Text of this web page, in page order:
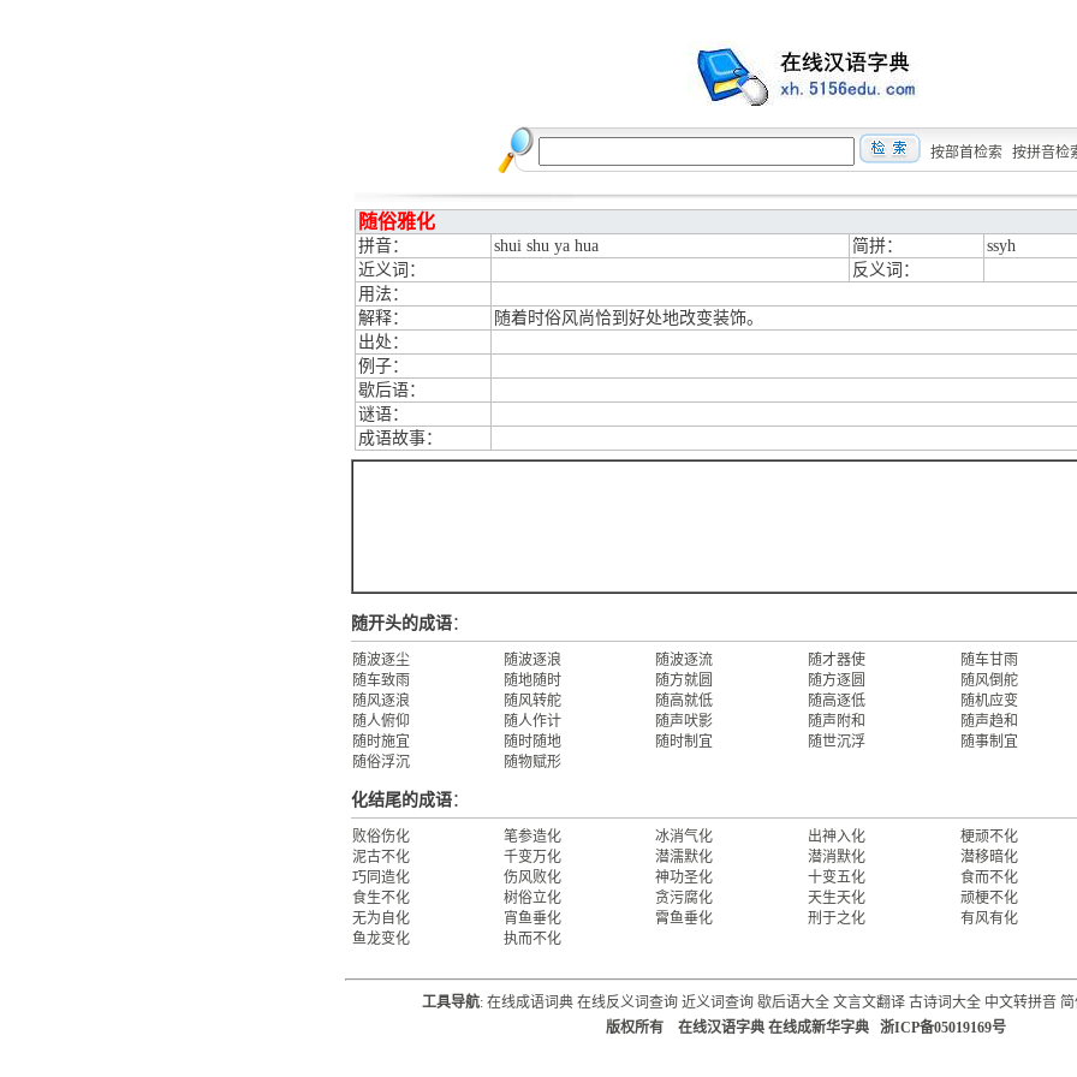
按部首检索 按拼音检
随俗雅化
拼音： shui shu ya hua 简拼：
ssyh
近义词：
反义词：
用法：
解释：
随着时俗风尚恰到好处地改变装饰。
出处：
例子：
歇后语：
谜语：
成语故事：
随开头的成语：
随波逐尘 随波逐浪 随波逐流 随才器使
随车甘雨
随车致雨
随地随时 随方就圆 随方逐圆
随风倒舵
随风逐浪
随风转舵 随高就低 随高逐低
随机应变
随人俯仰
随人作计 随声吠影 随声附和
随声趋和
随时施宜
随时随地 随时制宜 随世沉浮
随事制宜
随俗浮沉
随物赋形
化结尾的成语：
败俗伤化 笔参造化 冰消气化 出神入化
梗顽不化
泥古不化
千变万化 潜濡默化 潜消默化
潜移暗化
巧同造化
伤风败化 神功圣化 十变五化
食而不化
食生不化
树俗立化 贪污腐化 天生天化
顽梗不化
无为自化
宵鱼垂化 霄鱼垂化 刑于之化
有风有化
鱼龙变化
执而不化
工具导航: 在线成语词典 在线反义词查询 近义词查询 歇后语大全 文言文翻译 古诗词大全 中文转拼音
版权所有 在线汉语字典 在线成新华字典 浙ICP备05019169号